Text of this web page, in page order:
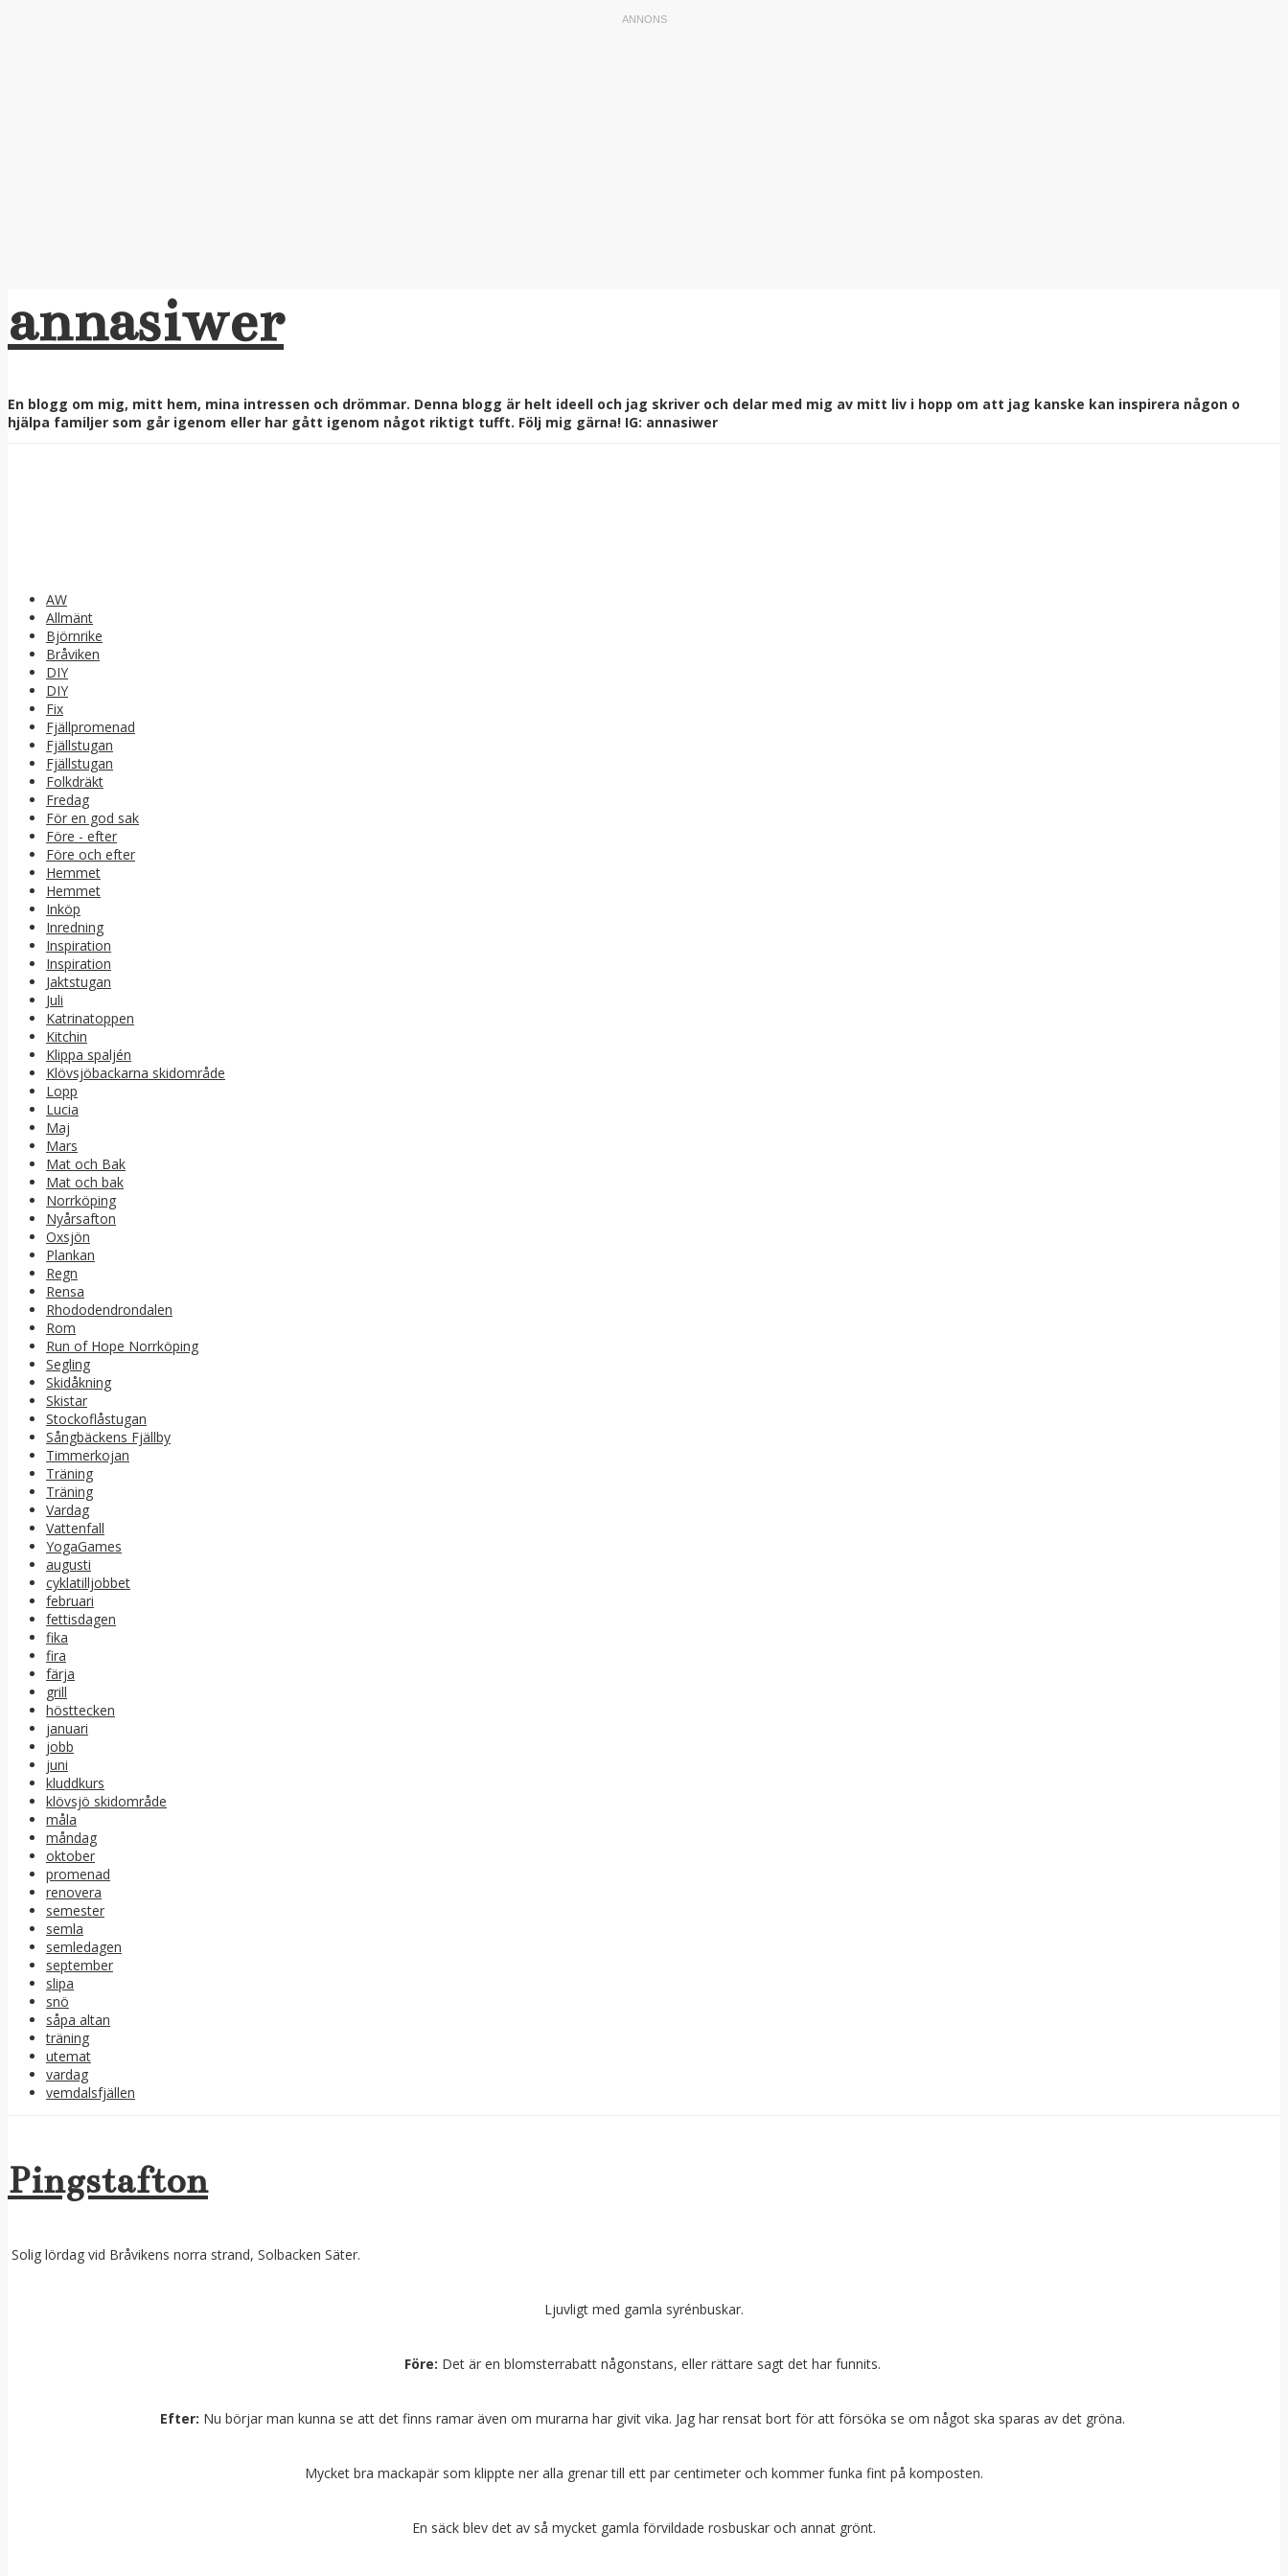
annasiwer
En blogg om mig, mitt hem, mina intressen och drömmar. Denna blogg är helt ideell och jag skriver och delar med mig av mitt liv i hopp om att jag kanske kan inspirera någon o
hjälpa familjer som går igenom eller har gått igenom något riktigt tufft. Följ mig gärna! IG: annasiwer
AW
Allmänt
Björnrike
Bråviken
DIY
DIY
Fix
Fjällpromenad
Fjällstugan
Fjällstugan
Folkdräkt
Fredag
För en god sak
Före - efter
Före och efter
Hemmet
Hemmet
Inköp
Inredning
Inspiration
Inspiration
Jaktstugan
Juli
Katrinatoppen
Kitchin
Klippa spaljén
Klövsjöbackarna skidområde
Lopp
Lucia
Maj
Mars
Mat och Bak
Mat och bak
Norrköping
Nyårsafton
Oxsjön
Plankan
Regn
Rensa
Rhododendrondalen
Rom
Run of Hope Norrköping
Segling
Skidåkning
Skistar
Stockoflåstugan
Sångbäckens Fjällby
Timmerkojan
Träning
Träning
Vardag
Vattenfall
YogaGames
augusti
cyklatilljobbet
februari
fettisdagen
fika
fira
färja
grill
hösttecken
januari
jobb
juni
kluddkurs
klövsjö skidområde
måla
måndag
oktober
promenad
renovera
semester
semla
semledagen
september
slipa
snö
såpa altan
träning
utemat
vardag
vemdalsfjällen
Pingstafton
Solig lördag vid Bråvikens norra strand, Solbacken Säter.
Ljuvligt med gamla syrénbuskar.
Före: Det är en blomsterrabatt någonstans, eller rättare sagt det har funnits.
Efter: Nu börjar man kunna se att det finns ramar även om murarna har givit vika. Jag har rensat bort för att försöka se om något ska sparas av det gröna.
Mycket bra mackapär som klippte ner alla grenar till ett par centimeter och kommer funka fint på komposten.
En säck blev det av så mycket gamla förvildade rosbuskar och annat grönt.